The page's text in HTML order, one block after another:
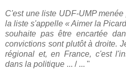
C'est une liste UDF-UMP
la liste s'appelle « Aimer la
souhaite pas être encartée
convictions sont plutôt à droite.
régional et, en France, c'est
dans la politique ... / ... "